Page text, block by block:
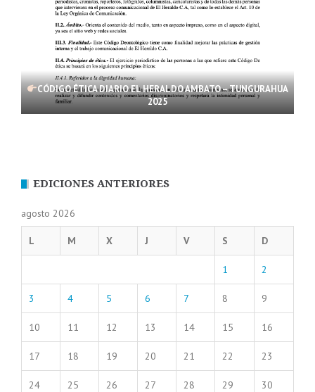
CÓDIGO ÉTICA DIARIO EL HERALDO AMBATO – TUNGURAHUA
2025
EDICIONES ANTERIORES
agosto 2026
L M X J V S D
1 2
3 4 5 6 7 8 9
10 11 12 13 14 15 16
17 18 19 20 21 22 23
24 25 26 27 28 29 30